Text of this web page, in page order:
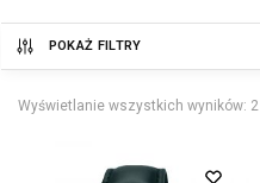
POKAŻ FILTRY
Wyświetlanie wszystkich wyników: 2